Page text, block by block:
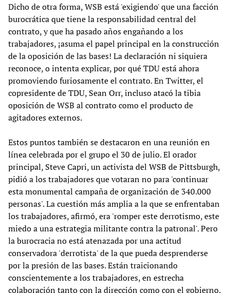
Dicho de otra forma, WSB está 'exigiendo' que una facción
burocrática que tiene la responsabilidad central del
contrato, y que ha pasado años engañando a los
trabajadores, ¡asuma el papel principal en la construcción
de la oposición de las bases! La declaración ni siquiera
reconoce, o intenta explicar, por qué TDU está ahora
promoviendo furiosamente el contrato. En Twitter, el
copresidente de TDU, Sean Orr, incluso atacó la tibia
oposición de WSB al contrato como el producto de
agitadores externos.
Estos puntos también se destacaron en una reunión en
línea celebrada por el grupo el 30 de julio. El orador
principal, Steve Capri, un activista del WSB de Pittsburgh,
pidió a los trabajadores que votaran no para 'continuar
esta monumental campaña de organización de 340.000
personas'. La cuestión más amplia a la que se enfrentaban
los trabajadores, afirmó, era 'romper este derrotismo, este
miedo a una estrategia militante contra la patronal'. Pero
la burocracia no está atenazada por una actitud
conservadora 'derrotista' de la que pueda desprenderse
por la presión de las bases. Están traicionando
conscientemente a los trabajadores, en estrecha
colaboración tanto con la dirección como con el gobierno.